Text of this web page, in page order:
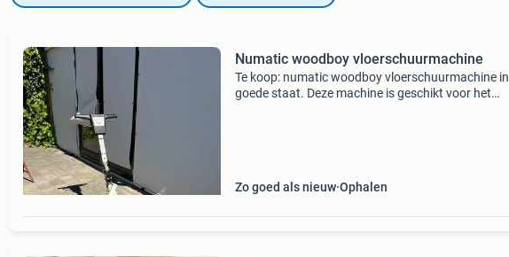
Numatic woodboy vloerschuurmachine
Te koop: numatic woodboy vloerschuurmachine in
goede staat. Deze machine is geschikt voor het
Zo goed als nieuw Ophalen